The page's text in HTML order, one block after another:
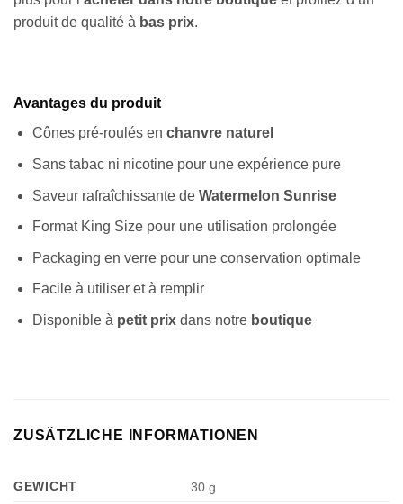
produit de qualité à bas prix.
Avantages du produit
Cônes pré-roulés en chanvre naturel
Sans tabac ni nicotine pour une expérience pure
Saveur rafraîchissante de Watermelon Sunrise
Format King Size pour une utilisation prolongée
Packaging en verre pour une conservation optimale
Facile à utiliser et à remplir
Disponible à petit prixdans notre boutique
ZUSÄTZLICHE INFORMATIONEN
GEWICHT 30 g